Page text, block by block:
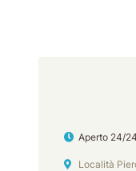
Orari
Aperto 24/
Indirizzo
Località